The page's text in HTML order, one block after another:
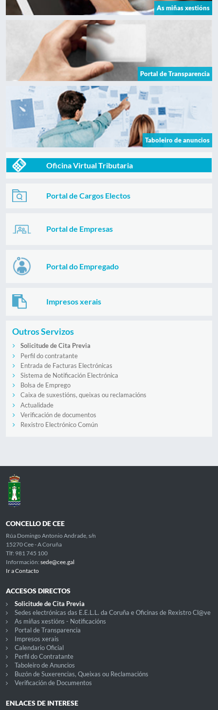
As miñas xestións
Portal de Transparencia
Taboleiro de anuncios
Oficina Virtual Tributaria
Portal de Cargos Electos
Portal de Empresas
Portal do Empregado
Impresos xerais
Outros Servizos
Solicitude de Cita Previa
Perfil do contratante
Entrada de Facturas Electrónicas
Sistema de Notificación Electrónica
Bolsa de Emprego
Caixa de suxestións, queixas ou reclamacións
Actualidade
Verificación de documentos
Rexistro Electrónico Común
CONCELLO DE CEE
Rúa Domingo Antonio Andrade, s/n
15270 Cee - A Coruña
Tlf: 981 745 100
Información: sede@cee.gal
Ir a Contacto
ACCESOS DIRECTOS
Solicitude de Cita Previa
Sedes electrónicas das E.E.L.L. da Coruña e Oficinas de Rexistro Cl@ve
As miñas xestións - Notificacións
Portal de Transparencia
Impresos xerais
Calendario Oficial
Perfil do Contratante
Taboleiro de Anuncios
Buzón de Suxerencias, Queixas ou Reclamacións
Verificación de Documentos
ENLACES DE INTERESE